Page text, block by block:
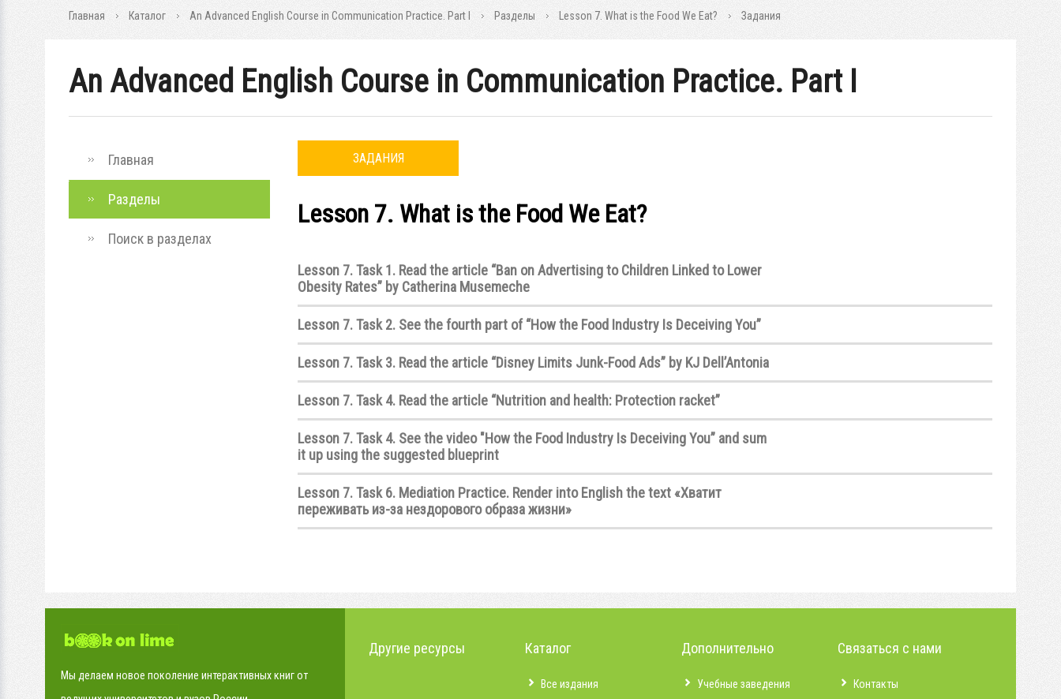
Главная Каталог An Advanced English Course in Communication Practice. Part I Разделы Lesson 7. What is the Food We Eat? Задания
An Advanced English Course in Communication Practice. Part I
Главная
Разделы
Поиск в разделах
ЗАДАНИЯ
Lesson 7. What is the Food We Eat?
Lesson 7. Task 1. Read the article “Ban on Advertising to Children Linked to Lower
Obesity Rates” by Catherina Musemeche
Lesson 7. Task 2. See the fourth part of “How the Food Industry Is Deceiving You”
Lesson 7. Task 3. Read the article “Disney Limits Junk-Food Ads” by KJ Dell’Antonia
Lesson 7. Task 4. Read the article “Nutrition and health: Protection racket”
Lesson 7. Task 4. See the video "How the Food Industry Is Deceiving You” and sum
it up using the suggested blueprint
Lesson 7. Task 6. Mediation Practice. Render into English the text «Хватит
переживать из-за нездорового образа жизни»
Мы делаем новое поколение интерактивных книг от
Другие ресурсы Каталог
Все издания
Дополнительно
Учебные заведения
Связаться с нами
Контакты